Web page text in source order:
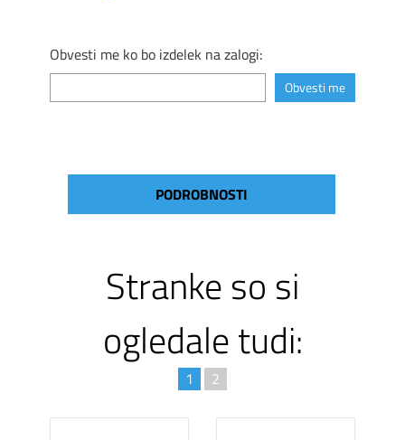
Obvesti me ko bo izdelek na zalogi:
PODROBNOSTI
Stranke so si
ogledale tudi:
1 2